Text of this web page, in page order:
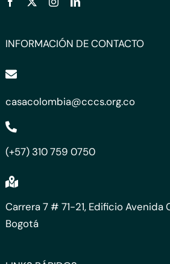
INFORMACIÓN DE CONTACTO
casacolombia@cccs.org.co
(+57) 310 759 0750
Carrera 7 # 71-21, Edificio Avenida
Bogotá